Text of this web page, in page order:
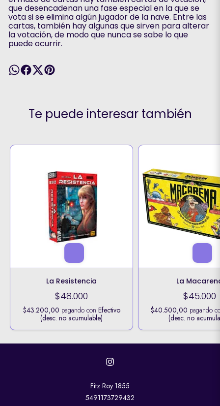
que desencadenan una fase especial en la que se
vota si se elimina algún jugador de la nave. Entre las
cartas, también hay algunas que sirven para alterar
la votación, de modo que nunca se sabe lo que
puede ocurrir.
Te puede interesar también
La Resistencia
$48.000
$43.200,00 pagando con Efectivo
(desc. no acumulable)
La
$45.000
$40.500,00 pagando
(desc. no
Fitz Roy 1855
5491173729432